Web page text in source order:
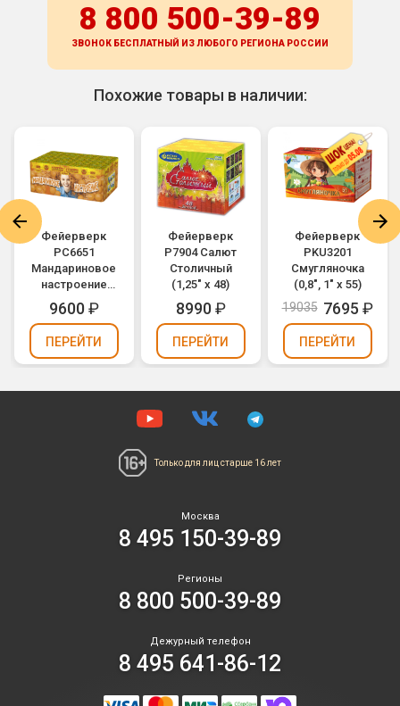
8 800 500-39-89
ЗВОНОК БЕСПЛАТНЫЙ ИЗ ЛЮБОГО РЕГИОНА РОССИИ
Похожие товары в наличии:
Фейерверк
РС6651
Мандариновое
настроение
(0,8" х 100)
9600₽
ПЕРЕЙТИ
Фейерверк
Р7904 Салют
Столичный
(1,25" х 48)
8990₽
ПЕРЕЙТИ
Фейерверк
PKU3201
Смугляночка
(0,8", 1" х 55)
19035 7695 ₽
ПЕРЕЙТИ
Только для лиц старше 16 лет
Москва
8 495 150-39-89
Регионы
8 800 500-39-89
Дежурный телефон
8 495 641-86-12